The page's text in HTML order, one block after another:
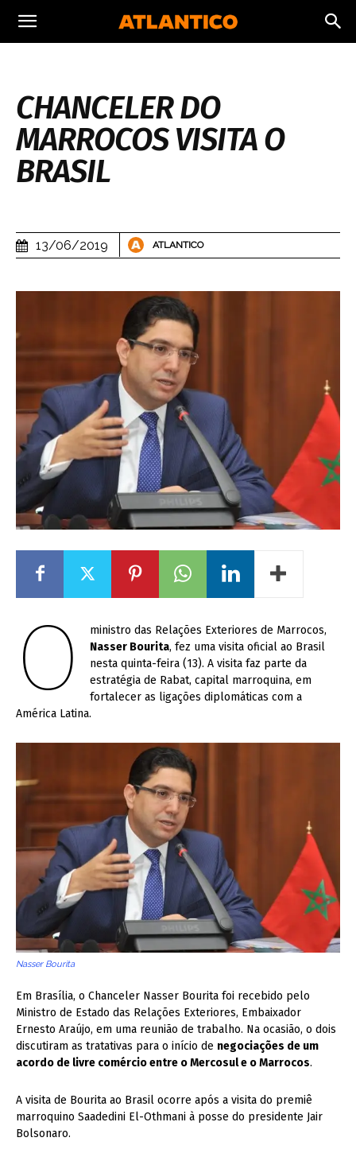
CHANCELER DO
MARROCOS VISITA O
BRASIL
13/06/2019 ATLANTICO
O
ministro das Relações Exteriores de Marrocos,
Nasser Bourita, fez uma visita oficial ao Brasil
nesta quinta-feira (13). A visita faz parte da
estratégia de Rabat, capital marroquina, em
fortalecer as ligações diplomáticas com a
América Latina.
Nasser Bourita
Em Brasília, o Chanceler Nasser Bourita foi recebido pelo
Ministro de Estado das Relações Exteriores, Embaixador
Ernesto Araújo, em uma reunião de trabalho. Na ocasião, o dois
discutiram as tratativas para o início de negociações de um
acordo de livre comércio entre o Mercosul e o Marrocos.
A visita de Bourita ao Brasil ocorre após a visita do premiê
marroquino Saadedini El-Othmani à posse do presidente Jair
Bolsonaro.